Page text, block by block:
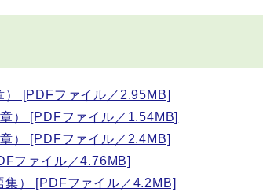
） [PDFファイル／2.95MB]
） [PDFファイル／1.54MB]
） [PDFファイル／2.4MB]
ファイル／4.76MB]
集） [PDFファイル／4.2MB]